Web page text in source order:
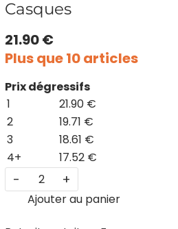
Casques
21.90 €
Plus que 10 articles
Prix dégressifs
1
21.90 €
2
19.71 €
3
18.61 €
4+
17.52 €
- +
Ajouter au panier